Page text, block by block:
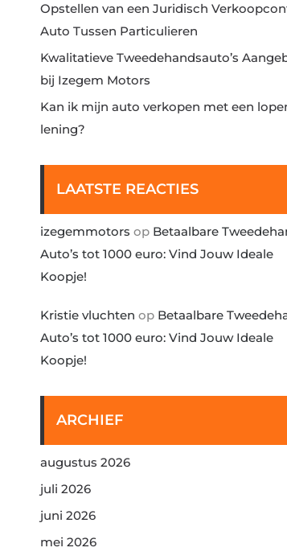
Opstellen van een Juridisch
Auto Tussen Particulieren
Kwalitatieve Tweedehandsauto’s
bij Izegem Motors
Kan ik mijn auto verkopen met een
lening?
LAATSTE REACTIES
izegemmotors op Betaalbare
Auto’s tot 1000 euro: Vind Jouw Ideale
Koopje!
Kristie vluchten op Betaalbare
Auto’s tot 1000 euro: Vind Jouw Ideale
Koopje!
ARCHIEF
augustus 2026
juli 2026
juni 2026
mei 2026